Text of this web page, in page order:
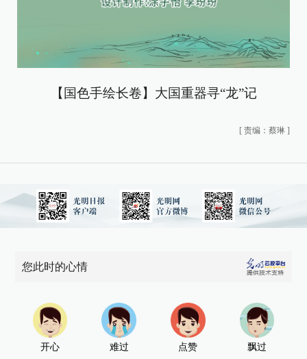
【国色手绘长卷】大国重器寻“龙”记
[ 责编：蔡琳 ]
您此时的心情
开心 难过 点赞 飘过